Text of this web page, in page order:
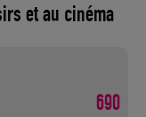
et au cinéma
690